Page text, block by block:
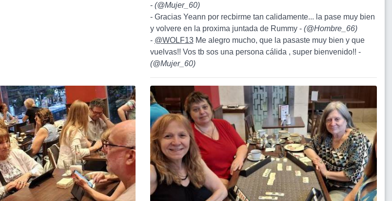
- (@Mujer_60)
- Gracias Yeann por recbirme tan calidamente... la pase muy bien
y volvere en la proxima juntada de Rummy - (@Hombre_66)
- @WOLF13Me alegro mucho, que la pasaste muy bien y que
vuelvas!! Vos tb sos una persona cálida , super bienvenido!! -
(@Mujer_60)